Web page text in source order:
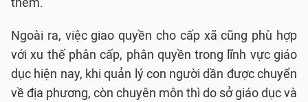
Ngoài ra, việc giao quyền cho cấp xã cũng phù hợp
với xu thế phân cấp, phân quyền trong lĩnh vực giáo
dục hiện nay, khi quản lý con người dần được chuyển
về địa phương, còn chuyên môn thì do sở giáo dục và